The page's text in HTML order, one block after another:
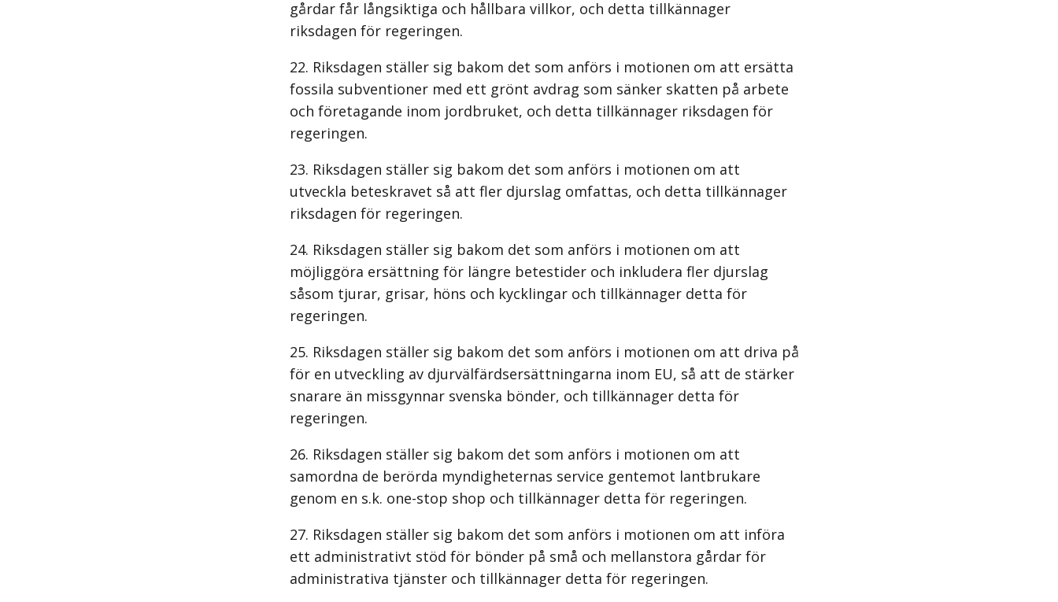
gårdar får långsiktiga och hållbara villkor, och detta tillkännager
riksdagen för regeringen.
Riksdagen ställer sig bakom det som anförs i motionen om att ersätta
fossila subventioner med ett grönt avdrag som sänker skatten på arbete
och företagande inom jordbruket, och detta tillkännager riksdagen för
regeringen.
Riksdagen ställer sig bakom det som anförs i motionen om att
utveckla beteskravet så att fler djurslag omfattas, och detta tillkännager
riksdagen för regeringen.
Riksdagen ställer sig bakom det som anförs i motionen om att
möjliggöra ersättning för längre betestider och inkludera fler djurslag
såsom tjurar, grisar, höns och kycklingar och tillkännager detta för
regeringen.
Riksdagen ställer sig bakom det som anförs i motionen om att driva på
för en utveckling av djurvälfärdsersättningarna inom EU, så att de stärker
snarare än missgynnar svenska bönder, och tillkännager detta för
regeringen.
Riksdagen ställer sig bakom det som anförs i motionen om att
samordna de berörda myndigheternas service gentemot lantbrukare
genom en s.k. one-stop shop och tillkännager detta för regeringen.
Riksdagen ställer sig bakom det som anförs i motionen om att införa
ett administrativt stöd för bönder på små och mellanstora gårdar för
administrativa tjänster och tillkännager detta för regeringen.